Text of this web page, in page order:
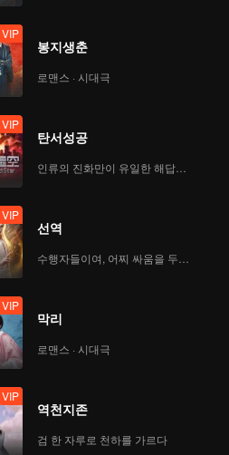
VIP
봉지생춘
로맨스 · 시대극
VIP
탄서성공
인류의 진화만이 유일한 해답이다
VIP
선역
VIP
막리
로맨스 · 시대극
VIP
역천지존
검 한 자루로 천하를 가르다